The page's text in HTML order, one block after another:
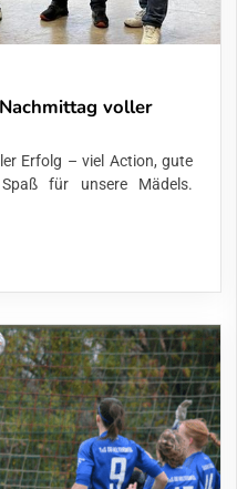
voller
Erfolg – viel Action, gute
für unsere Mädels.